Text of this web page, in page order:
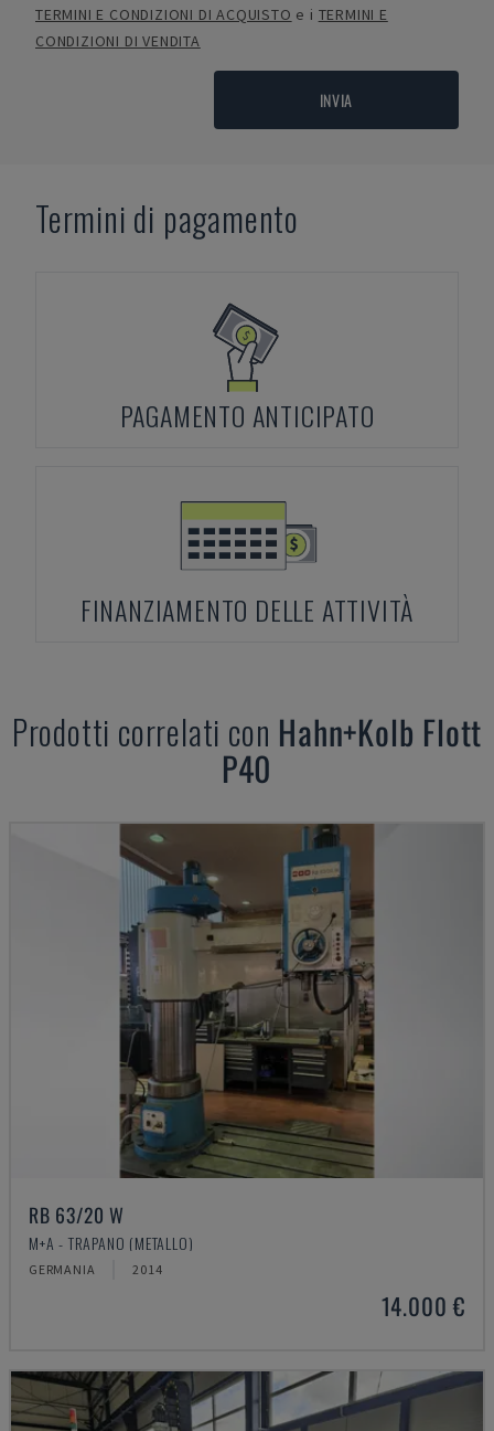
TERMINI E CONDIZIONI DI ACQUISTO e i TERMINI E
CONDIZIONI DI VENDITA
INVIA
Termini di pagamento
PAGAMENTO ANTICIPATO
FINANZIAMENTO DELLE ATTIVITÀ
Prodotti correlati con Hahn+Kolb Flott
P40
RB 63/20 W
M+A - TRAPANO (METALLO)
GERMANIA 2014
14.000 €